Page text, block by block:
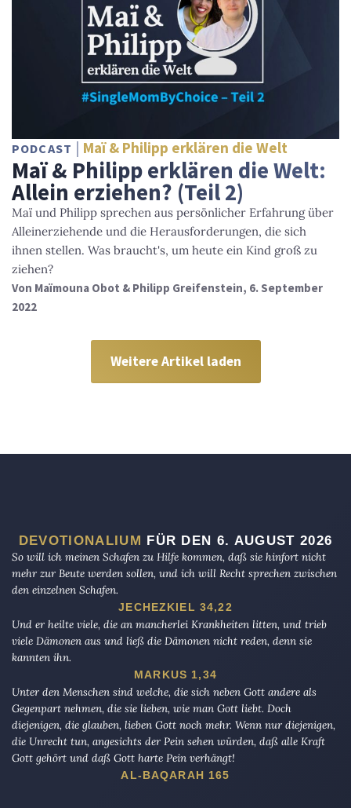
PODCAST Maï & Philipp erklären die Welt
Maï & Philipp erklären die Welt:
Allein erziehen? (Teil 2)
Maï und Philipp sprechen aus persönlicher Erfahrung über
Alleinerziehende und die Herausforderungen, die sich
ihnen stellen. Was braucht's, um heute ein Kind groß zu
ziehen?
Von Maïmouna Obot & Philipp Greifenstein, 6. September
2022
Weitere Artikel laden
DEVOTIONALIUM FÜR DEN 6. AUGUST 2026
So will ich meinen Schafen zu Hilfe kommen, daß sie hinfort nicht
mehr zur Beute werden sollen, und ich will Recht sprechen zwischen
den einzelnen Schafen.
JECHEZKIEL 34,22
Und er heilte viele, die an mancherlei Krankheiten litten, und trieb
viele Dämonen aus und ließ die Dämonen nicht reden, denn sie
kannten ihn.
MARKUS 1,34
Unter den Menschen sind welche, die sich neben Gott andere als
Gegenpart nehmen, die sie lieben, wie man Gott liebt. Doch
diejenigen, die glauben, lieben Gott noch mehr. Wenn nur diejenigen,
die Unrecht tun, angesichts der Pein sehen würden, daß alle Kraft
Gott gehört und daß Gott harte Pein verhängt!
AL-BAQARAH 165